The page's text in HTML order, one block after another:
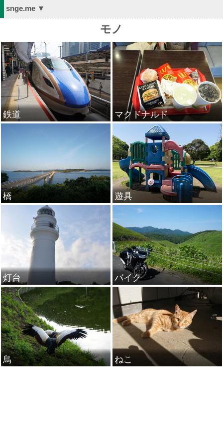
snge.me ▼
モノ
鉄道 マクドナルド
橋 遊具
灯台 バイク
鳥 ねこ